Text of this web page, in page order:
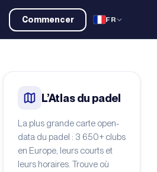
Commencer FR
L’Atlas du padel
La plus grande carte open-
data du padel : 3 650+ clubs
en Europe, leurs courts et
leurs horaires. Trouve où